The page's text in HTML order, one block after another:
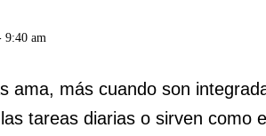
9:40 am
ama, más cuando son
tareas diarias o sirven como